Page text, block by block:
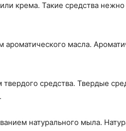
крема. Такие средства
масла.
средства. Твердые
натурального мыла.